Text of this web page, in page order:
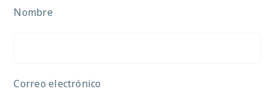
Nombre
Correo electrónico